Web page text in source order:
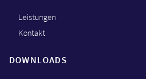
Leistungen
Kontakt
DOWNLOADS